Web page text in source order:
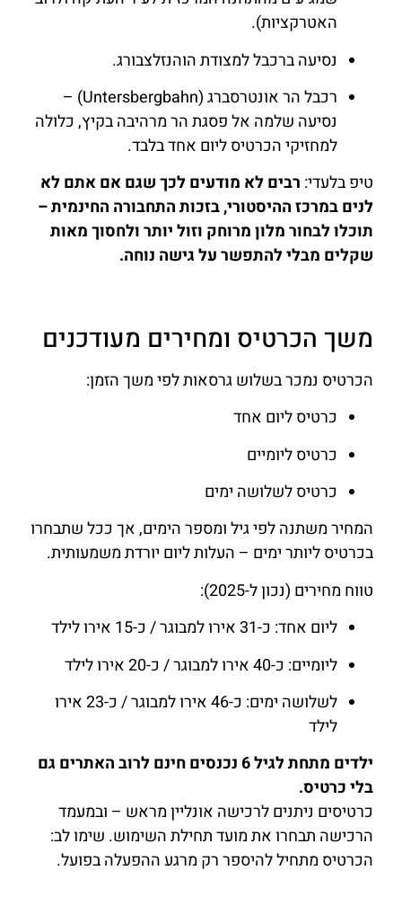
האטרקציות).
נסיעה ברכבל למצודת הוהנזלצבורג.
רכבל הר אונטרסברג (Untersbergbahn) –
נסיעה שלמה אל פסגת הר מרהיבה בקיץ, כלולה
למחזיקי הכרטיס ליום אחד בלבד.
טיפ בלעדי: רבים לא מודעים לכך שגם אם אתם לא
לנים במרכז ההיסטורי, בזכות התחבורה החינמית –
תוכלו לבחור מלון מרוחק וזול יותר ולחסוך מאות
שקלים מבלי להתפשר על גישה נוחה.
משך הכרטיס ומחירים מעודכנים
הכרטיס נמכר בשלוש גרסאות לפי משך הזמן:
כרטיס ליום אחד
כרטיס ליומיים
כרטיס לשלושה ימים
המחיר משתנה לפי גיל ומספר הימים, אך ככל שתבחרו
בכרטיס ליותר ימים – העלות ליום יורדת משמעותית.
טווח מחירים (נכון ל-2025):
ליום אחד: כ-31 אירו למבוגר / כ-15 אירו לילד
ליומיים: כ-40 אירו למבוגר / כ-20 אירו לילד
לשלושה ימים: כ-46 אירו למבוגר / כ-23 אירו
לילד
ילדים מתחת לגיל 6 נכנסים חינם לרוב האתרים גם
בלי כרטיס.
כרטיסים ניתנים לרכישה אונליין מראש – ובמעמד
הרכישה תבחרו את מועד תחילת השימוש. שימו לב:
הכרטיס מתחיל להיספר רק מרגע ההפעלה בפועל.